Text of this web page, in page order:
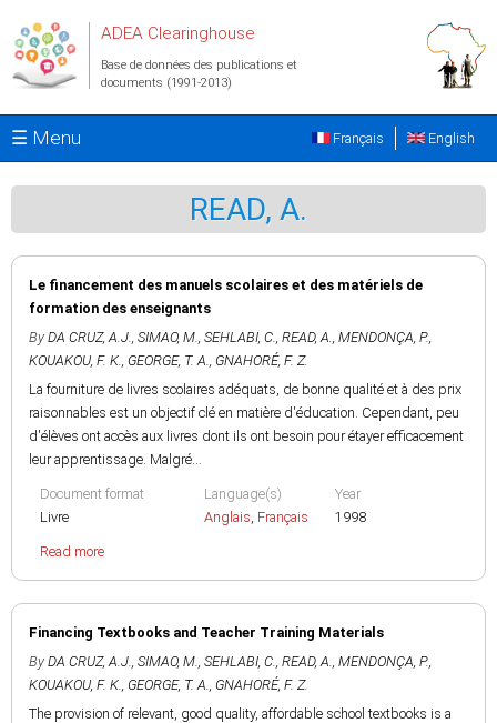
ADEA Clearinghouse
Base de données des publications et
documents (1991-2013)
☰ Menu English
Français
READ, A.
Le financement des manuels scolaires et des matériels de
formation des enseignants
By DA CRUZ, A.J., SIMAO, M., SEHLABI, C., READ, A., MENDONÇA, P.,
KOUAKOU, F. K., GEORGE, T. A., GNAHORÉ, F. Z.
La fourniture de livres scolaires adéquats, de bonne qualité et à des prix
raisonnables est un objectif clé en matière d'éducation. Cependant, peu
d'élèves ont accès aux livres dont ils ont besoin pour étayer efficacement
leur apprentissage. Malgré...
Document format
Livre
Language(s)
Anglais, Français
Year
1998
Read more
Financing Textbooks and Teacher Training Materials
By DA CRUZ, A.J., SIMAO, M., SEHLABI, C., READ, A., MENDONÇA, P.,
KOUAKOU, F. K., GEORGE, T. A., GNAHORÉ, F. Z.
The provision of relevant, good quality, affordable school textbooks is a